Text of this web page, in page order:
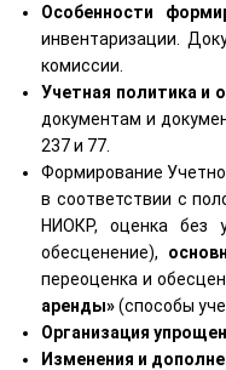
Особенности
инвентаризации.
комиссии.
Учетная политика и
документам и
237 и 77.
Формирование
в соответствии с
НИОКР, оценка без
обесценение),
переоценка и
аренды»(способы
Организация
Изменения и